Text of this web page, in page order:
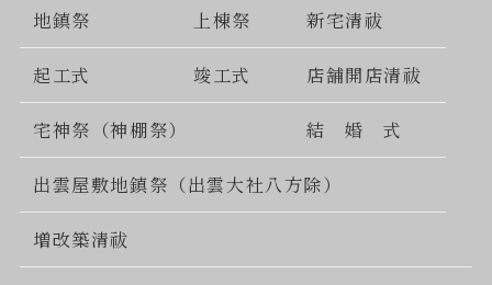
地鎮祭 上棟祭 新宅清祓
起工式 竣工式 店舗開店清祓
宅神祭（神棚祭） 結 婚 式
出雲屋敷地鎮祭（出雲大社八方除）
増改築清祓